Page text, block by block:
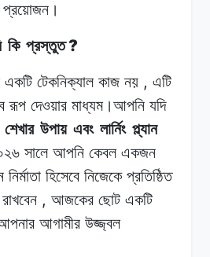
প্রয়োজন।
কি প্রস্তুত?
একটি টেকনিক্যাল কাজ নয় , এটি
রূপ দেওয়ার মাধ্যম।আপনি যদি
শেখার উপায় এবং লার্নিং প্ল্যান
সালে আপনি কেবল একজন
হিসেবে নিজেকে প্রতিষ্ঠিত
, আজকের ছোট একটি
আগামীর উজ্জ্বল